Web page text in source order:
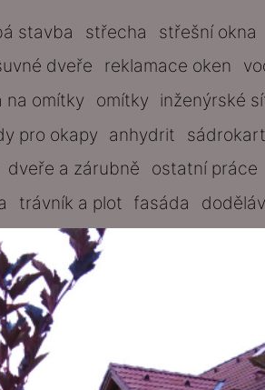
stavba střecha střešní okna
dveře reklamace oken
na omítky omítky inženýrské
pro okapy anhydrit
dveře a zárubně ostatní práce
trávník a plot fasáda